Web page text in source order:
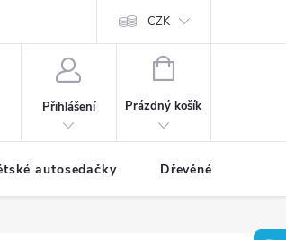
CZK
Přihlášení
NÁKUPNÍ
Prázdný košík
autosedačky Dřevěné hračky